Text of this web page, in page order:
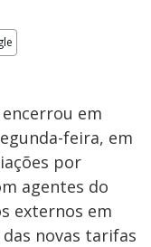
encerrou em
feira, em
por
agentes do
externos em
novas tarifas